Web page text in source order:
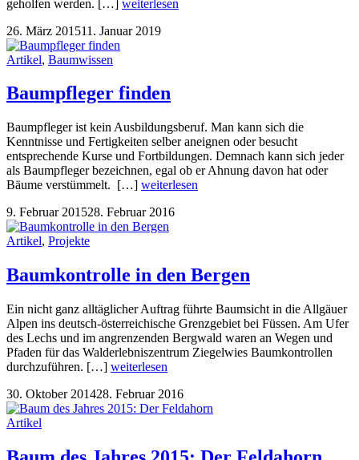
geholfen werden. […] weiterlesen
26. März 201511. Januar 2019
Artikel, Baumwissen
Baumpfleger finden
Baumpfleger ist kein Ausbildungsberuf. Man kann sich die
Kenntnisse und Fertigkeiten selber aneignen oder besucht
entsprechende Kurse und Fortbildungen. Demnach kann sich jeder
als Baumpfleger bezeichnen, egal ob er Ahnung davon hat oder
Bäume verstümmelt. […] weiterlesen
9. Februar 201528. Februar 2016
Artikel, Projekte
Baumkontrolle in den Bergen
Ein nicht ganz alltäglicher Auftrag führte Baumsicht in die Allgäuer
Alpen ins deutsch-österreichische Grenzgebiet bei Füssen. Am Ufer
des Lechs und im angrenzenden Bergwald waren an Wegen und
Pfaden für das Walderlebniszentrum Ziegelwies Baumkontrollen
durchzuführen. […] weiterlesen
30. Oktober 201428. Februar 2016
Artikel